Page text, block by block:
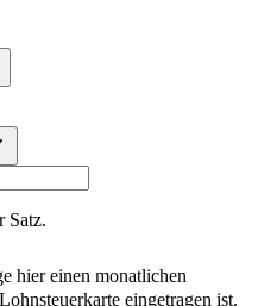
Satz.
hier einen monatlichen
eingetragen ist.